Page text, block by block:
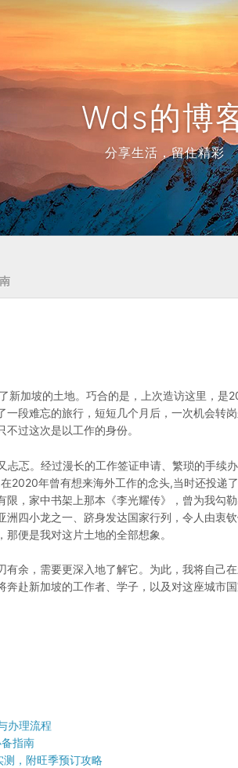
Wds的博
分享生活，留住精彩
加坡的土地。巧合的是，上次造访这里，是
段难忘的旅行，短短几个月后，一次机会转
过这次是以工作的身份。​
忑。经过漫长的工作签证申请、繁琐的手续
2020年曾有想来海外工作的念头,当时还投递
，家中书架上那本《李光耀传》，曾为我勾
四小龙之一、跻身发达国家行列，令人由衷
便是我对这片土地的全部想象。​
余，需要更深入地了解它。为此，我将自己
赴新加坡的工作者、学子，以及对这座城市
办理流程
指南
，附旺季预订攻略